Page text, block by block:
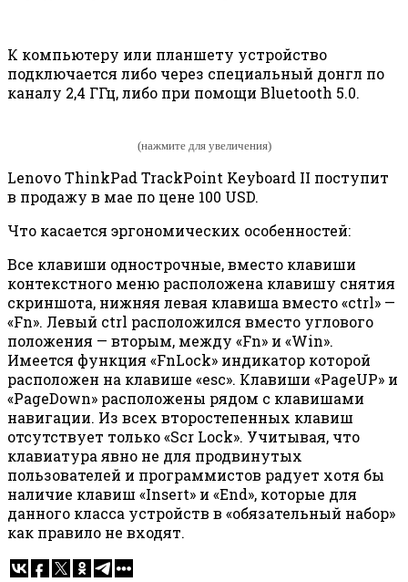
К компьютеру или планшету устройство
подключается либо через специальный донгл по
каналу 2,4 ГГц, либо при помощи Bluetooth 5.0.
(нажмите для увеличения)
Lenovo ThinkPad TrackPoint Keyboard II поступит
в продажу в мае по цене 100 USD.
Что касается эргономических особенностей:
Все клавиши однострочные, вместо клавиши
контекстного меню расположена клавишу снятия
скриншота, нижняя левая клавиша вместо «ctrl» —
«Fn». Левый ctrl расположился вместо углового
положения — вторым, между «Fn» и «Win».
Имеется функция «FnLock» индикатор которой
расположен на клавише «esc». Клавиши «PageUP» и
«PageDown» расположены рядом с клавишами
навигации. Из всех второстепенных клавиш
отсутствует только «Scr Lock». Учитывая, что
клавиатура явно не для продвинутых
пользователей и программистов радует хотя бы
наличие клавиш «Insert» и «End», которые для
данного класса устройств в «обязательный набор»
как правило не входят.